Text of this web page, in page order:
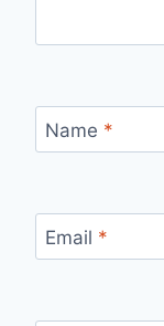
Name *
Email *